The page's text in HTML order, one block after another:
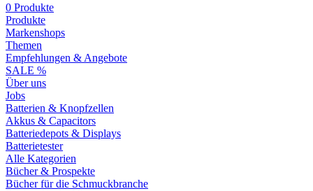
0 Produkte
Produkte
Markenshops
Themen
Empfehlungen & Angebote
SALE %
Über uns
Jobs
Batterien & Knopfzellen
Akkus & Capacitors
Batteriedepots & Displays
Batterietester
Alle Kategorien
Bücher & Prospekte
Bücher für die Schmuckbranche